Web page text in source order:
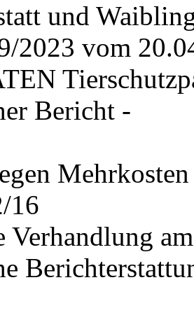
und
2023 vom
Bericht -
16
Verhandlung